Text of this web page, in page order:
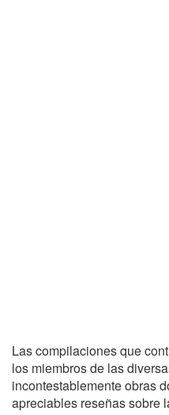
Las compilaciones que
los miembros de las
incontestablemente obras
apreciables reseñas sobre